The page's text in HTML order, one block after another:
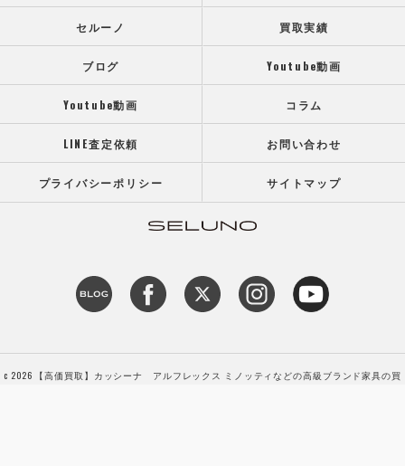
セルーノ 買取実績
ブログ Youtube動画
Youtube動画 コラム
LINE査定依頼 お問い合わせ
プライバシーポリシー サイトマップ
c 2026 【高価買取】カッシーナ アルフレックス ミノッティなどの高級ブランド家具の買